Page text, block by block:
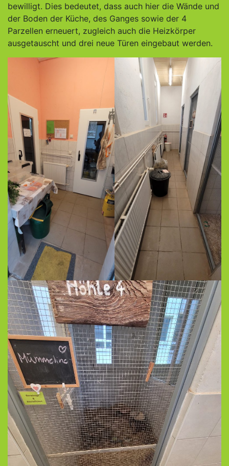
bewilligt. Dies bedeutet, dass auch hier die Wände und
der Boden der Küche, des Ganges sowie der 4
Parzellen erneuert, zugleich auch die Heizkörper
ausgetauscht und drei neue Türen eingebaut werden.